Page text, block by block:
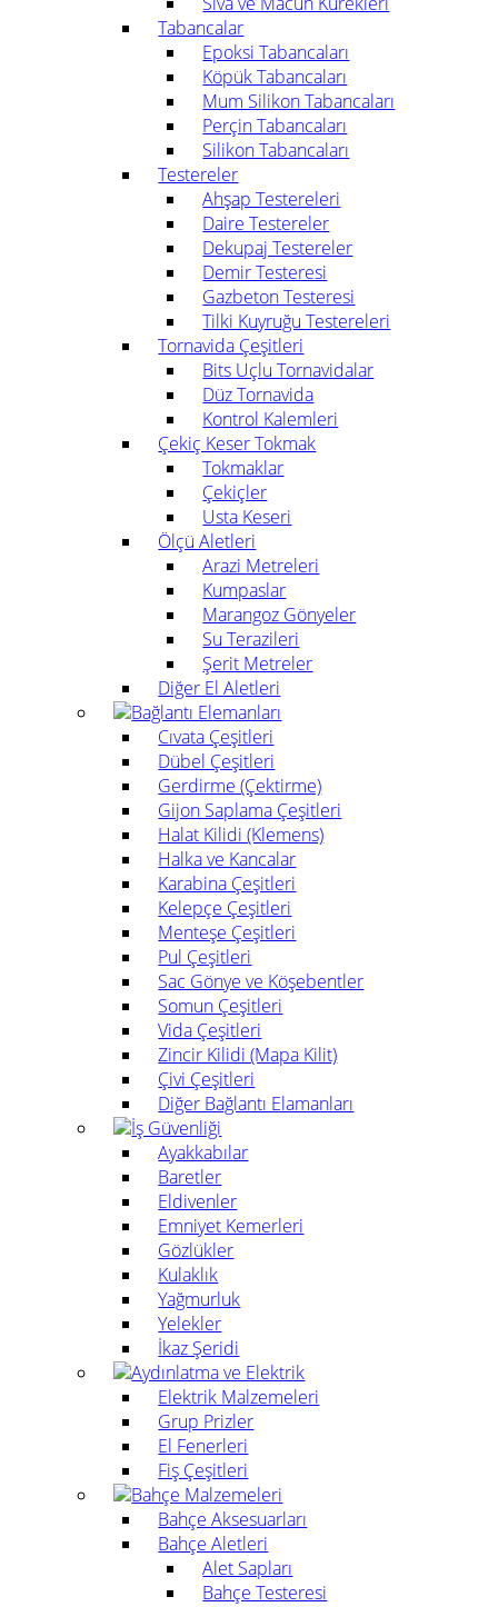
Tabancalar
Epoksi Tabancaları
Köpük Tabancaları
Mum Silikon Tabancaları
Perçin Tabancaları
Silikon Tabancaları
Testereler
Ahşap Testereleri
Daire Testereler
Dekupaj Testereler
Demir Testeresi
Gazbeton Testeresi
Tilki Kuyruğu Testereleri
Tornavida Çeşitleri
Bits Uçlu Tornavidalar
Düz Tornavida
Kontrol Kalemleri
Çekiç Keser Tokmak
Tokmaklar
Çekiçler
Usta Keseri
Ölçü Aletleri
Arazi Metreleri
Kumpaslar
Marangoz Gönyeler
Su Terazileri
Şerit Metreler
Diğer El Aletleri
Bağlantı Elemanları
Cıvata Çeşitleri
Dübel Çeşitleri
Gerdirme (Çektirme)
Gijon Saplama Çeşitleri
Halat Kilidi (Klemens)
Halka ve Kancalar
Karabina Çeşitleri
Kelepçe Çeşitleri
Menteşe Çeşitleri
Pul Çeşitleri
Sac Gönye ve Köşebentler
Somun Çeşitleri
Vida Çeşitleri
Zincir Kilidi (Mapa Kilit)
Çivi Çeşitleri
Diğer Bağlantı Elamanları
İş Güvenliği
Ayakkabılar
Baretler
Eldivenler
Emniyet Kemerleri
Gözlükler
Kulaklık
Yağmurluk
Yelekler
İkaz Şeridi
Aydınlatma ve Elektrik
Elektrik Malzemeleri
Grup Prizler
El Fenerleri
Fiş Çeşitleri
Bahçe Malzemeleri
Bahçe Aksesuarları
Bahçe Aletleri
Alet Sapları
Bahçe Testeresi